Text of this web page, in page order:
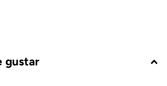
gustar